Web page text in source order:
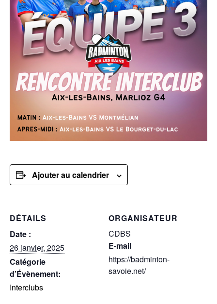
Ajouter au calendrier
DÉTAILS
Date :
26 janvier, 2025
Catégorie
d’Évènement:
Interclubs
ORGANISATEUR
CDBS
E-mail
https://badminton-
savoie.net/